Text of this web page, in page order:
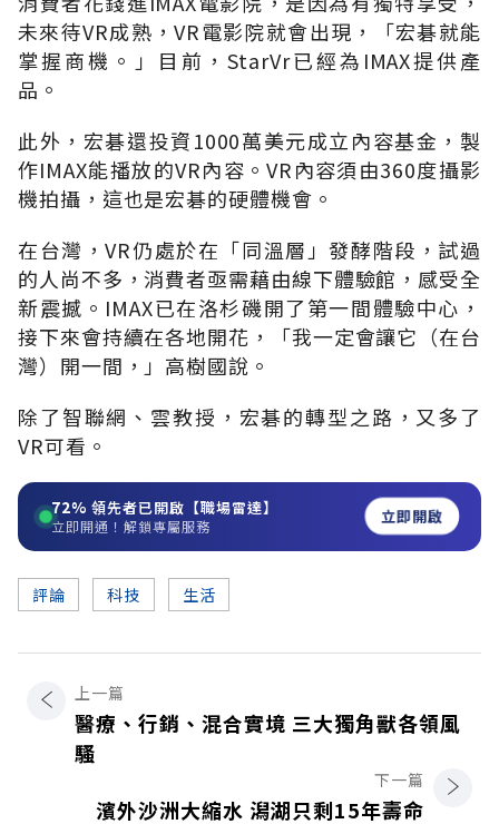
未來待VR成熟，VR電影院就會出現，「宏碁就能
掌握商機。」目前，StarVr已經為IMAX提供產
品。
此外，宏碁還投資1000萬美元成立內容基金，製
作IMAX能播放的VR內容。VR內容須由360度攝影
機拍攝，這也是宏碁的硬體機會。
在台灣，VR仍處於在「同溫層」發酵階段，試過
的人尚不多，消費者亟需藉由線下體驗館，感受全
新震撼。IMAX已在洛杉磯開了第一間體驗中心，
接下來會持續在各地開花，「我一定會讓它（在台
灣）開一間，」高樹國說。
除了智聯網、雲教授，宏碁的轉型之路，又多了
VR可看。
72% 領先者已開啟【職場雷達】
立即開通！解鎖專屬服務 立即開啟
評論 科技 生活
上一篇
醫療、行銷、混合實境 三大獨角獸各領風
騷
下一篇
濱外沙洲大縮水 潟湖只剩15年壽命